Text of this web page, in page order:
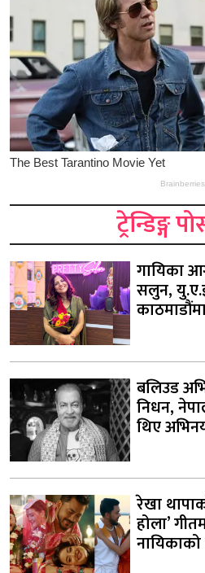
ट्रेन्डिङ्ग
गायिका
सलुन,
बलिउड
निधन,
थिए
रेखा
होला’
नायिकाको